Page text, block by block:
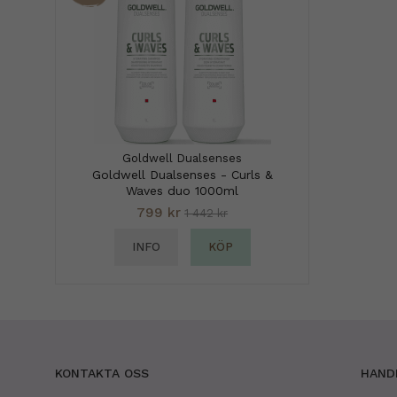
Goldwell Dualsenses
Goldwell Dualsenses - Curls &
Waves duo 1000ml
799 kr 1 442 kr
INFO KÖP
KONTAKTA OSS